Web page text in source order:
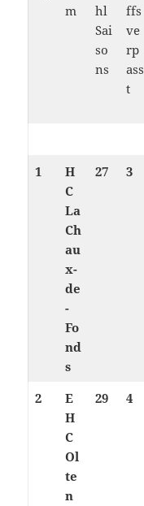
m
hl
Sai
so
ns
ffs
ve
rp
ass
t
1
H
C
La
Ch
au
x-
de
-
Fo
nd
s
27 3
2
E
H
C
Ol
te
n
29 4